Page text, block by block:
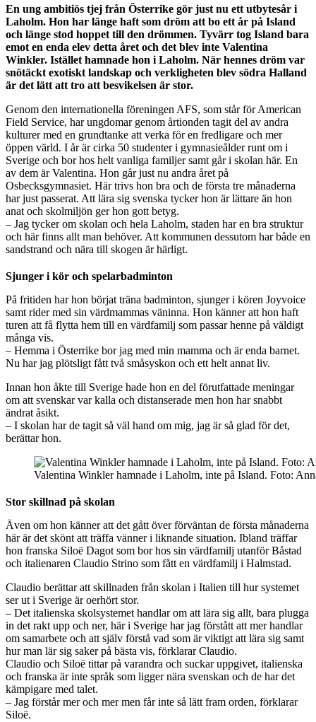
En ung ambitiös tjej från Österrike gör just nu ett utbytesår i
Laholm. Hon har länge haft som dröm att bo ett år på Island
och länge stod hoppet till den drömmen. Tyvärr tog Island bara
emot en enda elev detta året och det blev inte Valentina
Winkler. Istället hamnade hon i Laholm. När hennes dröm var
snötäckt exotiskt landskap och verkligheten blev södra Halland
är det lätt att tro att besvikelsen är stor.
Genom den internationella föreningen AFS, som står för American
Field Service, har ungdomar genom årtionden tagit del av andra
kulturer med en grundtanke att verka för en fredligare och mer
öppen värld. I år är cirka 50 studenter i gymnasieålder runt om i
Sverige och bor hos helt vanliga familjer samt går i skolan här. En
av dem är Valentina. Hon går just nu andra året på
Osbecksgymnasiet. Här trivs hon bra och de första tre månaderna
har just passerat. Att lära sig svenska tycker hon är lättare än hon
anat och skolmiljön ger hon gott betyg.
– Jag tycker om skolan och hela Laholm, staden har en bra struktur
och här finns allt man behöver. Att kommunen dessutom har både en
sandstrand och nära till skogen är härligt.
Sjunger i kör och spelarbadminton
På fritiden har hon börjat träna badminton, sjunger i kören Joyvoice
samt rider med sin värdmammas väninna. Hon känner att hon haft
turen att få flytta hem till en värdfamilj som passar henne på väldigt
många vis.
– Hemma i Österrike bor jag med min mamma och är enda barnet.
Nu har jag plötsligt fått två småsyskon och ett helt annat liv.
Innan hon åkte till Sverige hade hon en del förutfattade meningar
om att svenskar var kalla och distanserade men hon har snabbt
ändrat åsikt.
– I skolan har de tagit så väl hand om mig, jag är så glad för det,
berättar hon.
Valentina Winkler hamnade i Laholm, inte på Island. Foto:
Stor skillnad på skolan
Även om hon känner att det gått över förväntan de första månaderna
här är det skönt att träffa vänner i liknande situation. Ibland träffar
hon franska Siloë Dagot som bor hos sin värdfamilj utanför Båstad
och italienaren Claudio Strino som fått en värdfamilj i Halmstad.
Claudio berättar att skillnaden från skolan i Italien till hur systemet
ser ut i Sverige är oerhört stor.
– Det italienska skolsystemet handlar om att lära sig allt, bara plugga
in det rakt upp och ner, här i Sverige har jag förstått att mer handlar
om samarbete och att själv förstå vad som är viktigt att lära sig samt
hur man lär sig saker på bästa vis, förklarar Claudio.
Claudio och Siloë tittar på varandra och suckar uppgivet, italienska
och franska är inte språk som ligger nära svenskan och de har det
kämpigare med talet.
– Jag förstår mer och mer men får inte så lätt fram orden, förklarar
Siloë.